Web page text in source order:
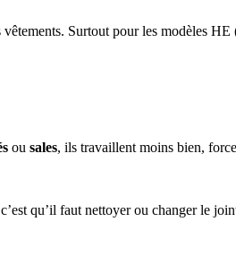
Surtout pour les modèles
ou sales, ils travaillent moins bien,
qu’il faut nettoyer ou changer le